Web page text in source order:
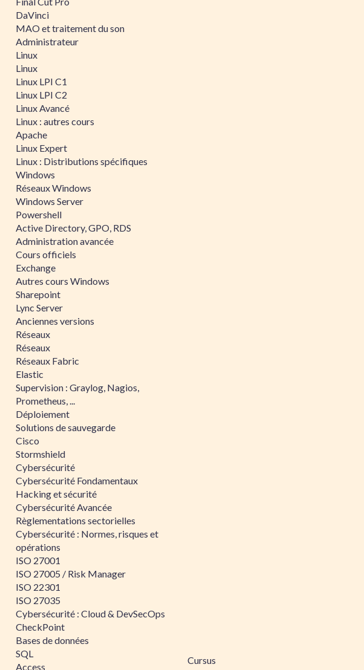
DaVinci
MAO et traitement du son
Administrateur
Linux
Linux
Linux LPI C1
Linux LPI C2
Linux Avancé
Linux : autres cours
Apache
Linux Expert
Linux : Distributions spécifiques
Windows
Réseaux Windows
Windows Server
Powershell
Active Directory, GPO, RDS
Administration avancée
Cours officiels
Exchange
Autres cours Windows
Sharepoint
Lync Server
Anciennes versions
Réseaux
Réseaux
Réseaux Fabric
Elastic
Supervision : Graylog, Nagios,
Prometheus, ...
Déploiement
Solutions de sauvegarde
Cisco
Stormshield
Cybersécurité
Cybersécurité Fondamentaux
Hacking et sécurité
Cybersécurité Avancée
Règlementations sectorielles
Cybersécurité : Normes, risques et
opérations
ISO 27001
ISO 27005 / Risk Manager
ISO 22301
ISO 27035
Cybersécurité : Cloud & DevSecOps
CheckPoint
Bases de données
SQL
Access
Cursus